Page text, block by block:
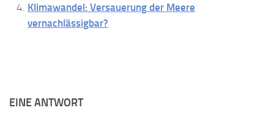
Klimawandel: Versauerung der Meere
vernachlässigbar?
EINE ANTWORT